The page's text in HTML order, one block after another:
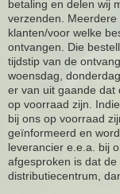
betaling en delen wij
verzenden.
klanten/voor welke
ontvangen. Die
tijdstip van de
woensdag,
er van uit gaande dat
op voorraad zijn.
bij ons op voorraad
geïnformeerd en
leverancier e.e.a. bij
afgesproken is dat
distributiecentrum,